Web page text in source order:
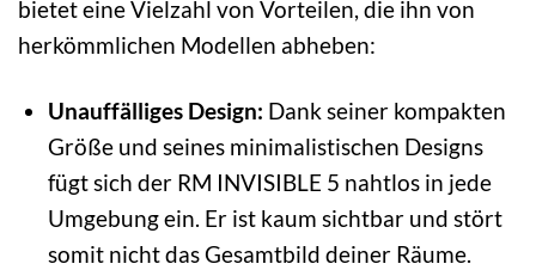
bietet eine Vielzahl von Vorteilen, die ihn von
herkömmlichen Modellen abheben:
Unauffälliges Design: Dank seiner kompakten
Größe und seines minimalistischen Designs
fügt sich der RM INVISIBLE 5 nahtlos in jede
Umgebung ein. Er ist kaum sichtbar und stört
somit nicht das Gesamtbild deiner Räume.